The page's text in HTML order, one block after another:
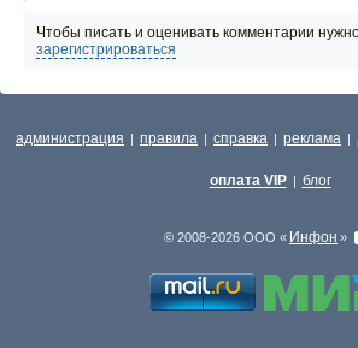
Чтобы писать и оценивать комментарии
зарегистрироваться
администрация | правила | справка | реклама |
оплата VIP | блог
© 2008-2026 ООО « Инфон »